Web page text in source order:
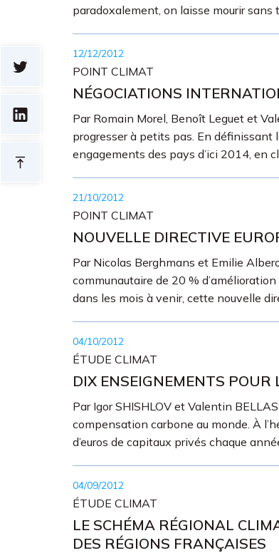
paradoxalement, on laisse mourir
12/12/2012
POINT CLIMAT
NÉGOCIATIONS
Par Romain Morel, Benoît Leguet et
progresser à petits pas. En définissant
engagements des pays d’ici 2014, en
21/10/2012
POINT CLIMAT
NOUVELLE DIRECTIVE
Par Nicolas Berghmans et Emilie
communautaire de 20 %
dans les mois à venir, cette nouvelle
04/10/2012
ÉTUDE CLIMAT
DIX ENSEIGNEMENTS POUR
Par Igor SHISHLOV et Valentin
compensation carbone au monde. À
d’euros de capitaux privés chaque
04/09/2012
ÉTUDE CLIMAT
LE SCHÉMA RÉGIONAL
DES RÉGIONS FRANÇAISES